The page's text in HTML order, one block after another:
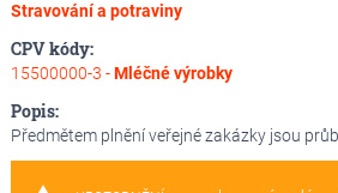
Stravování a potraviny
CPV kódy:
15500000-3 -Mléčné výrobky
Popis:
Předmětem plnění veřejné zakázky jsou